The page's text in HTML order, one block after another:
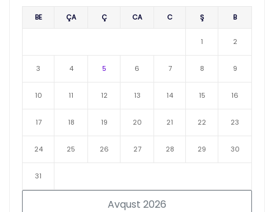
Avqust 2026
BE ÇA Ç CA C Ş B
1 2
3 4 5 6 7 8 9
10 11 12 13 14 15 16
17 18 19 20 21 22 23
24 25 26 27 28 29 30
31